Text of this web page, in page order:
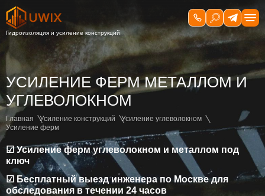
УСИЛЕНИЕ ФЕРМ МЕТАЛЛОМ И
УГЛЕВОЛОКНОМ
Главная Усиление конструкций
Усиление углеволокном
Усиление ферм
☑ Усиление ферм углеволокном и металлом под
ключ
☑ Бесплатный выезд инженера по Москве для
обследования в течении 24 часов